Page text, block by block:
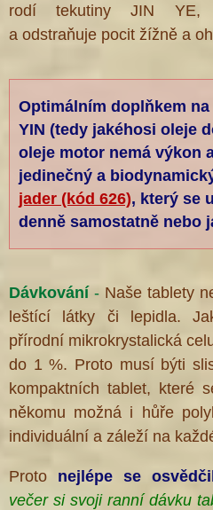
rodí tekutiny JIN YE,
a odstraňuje pocit žížně a
Optimálním doplňkem
YIN (tedy jakéhosi oleje
oleje motor nemá výkon
jedinečný a
jader (kód 626), který se
denně samostatně nebo
Dávkování- Naše tablety
leštící látky či lepidla.
přírodní mikrokrystalická
do 1 %. Proto musí býti
kompaktních tablet, které
někomu možná i hůře
individuální a záleží na
Proto nejlépe se
večer si svoji ranní dávku